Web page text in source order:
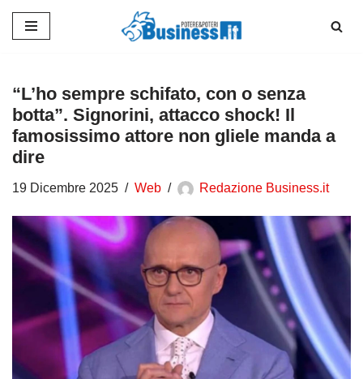
contenuto
“L’ho sempre schifato, con o senza
botta”. Signorini, attacco shock! Il
famosissimo attore non gliele manda a
dire
19 Dicembre 2025 Web Redazione Business.it